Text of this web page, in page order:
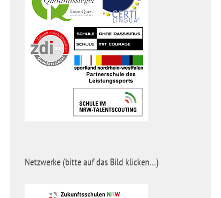
Netzwerke (bitte auf das Bild klicken…)